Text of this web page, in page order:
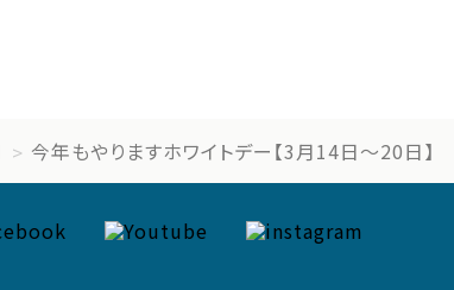
今年もやりますホワイトデー【3月14日〜20日】